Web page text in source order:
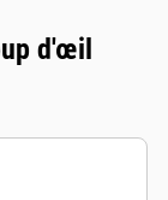
d'œil